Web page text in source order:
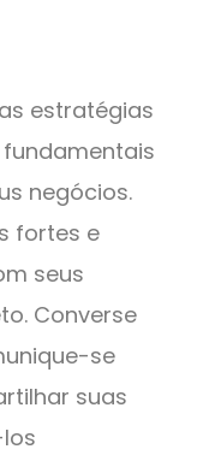
estratégias
negócios.
fortes e
seus
Converse
se
suas